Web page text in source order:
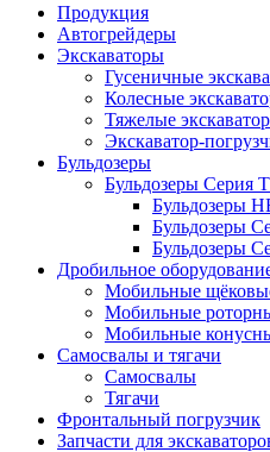
Продукция
Автогрейдеры
Экскаваторы
Гусеничные
Колесные
Тяжелые
Экскаватор-
Бульдозеры
Бульдозеры Серия
Бульдозеры
Бульдозеры
Бульдозеры
Дробильное
Мобильные
Мобильные
Мобильные
Самосвалы и тягачи
Самосвалы
Тягачи
Фронтальный погрузчик
Запчасти для